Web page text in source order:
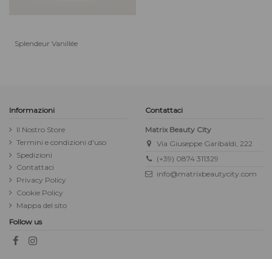
Splendeur Vanillée
Informazioni
Il Nostro Store
Termini e condizioni d'uso
Spedizioni
Contattaci
Privacy Policy
Cookie Policy
Mappa del sito
Contattaci
Matrix Beauty City
Via Giuseppe Garibaldi, 222
(+39) 0874 311329
info@matrixbeautycity.com
Follow us